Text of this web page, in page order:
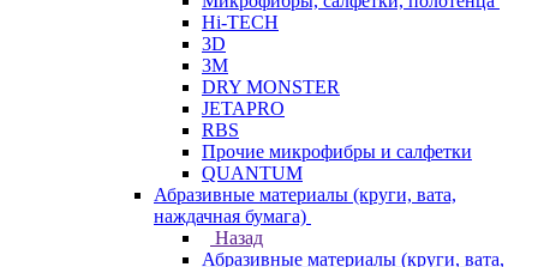
Hi-TECH
3D
3М
DRY MONSTER
JETAPRO
RBS
Прочие микрофибры и салфетки
QUANTUM
Абразивные материалы (круги, вата,
наждачная бумага)
Назад
Абразивные материалы (круги, вата,